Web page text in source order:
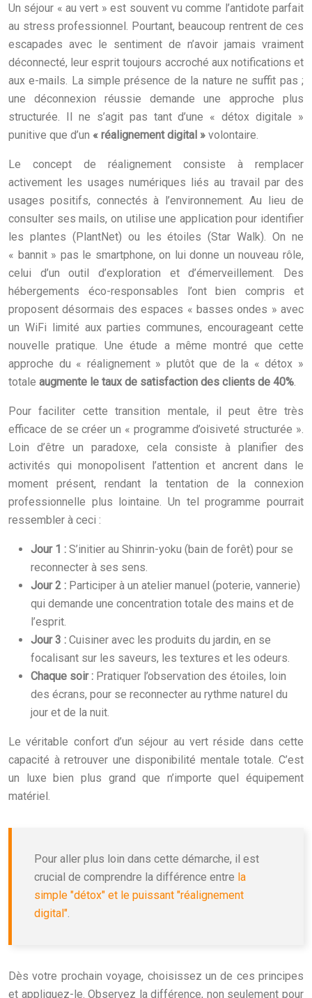
Un séjour « au vert » est souvent vu comme l’antidote parfait
au stress professionnel. Pourtant, beaucoup rentrent de ces
escapades avec le sentiment de n’avoir jamais vraiment
déconnecté, leur esprit toujours accroché aux notifications et
aux e-mails. La simple présence de la nature ne suffit pas ;
une déconnexion réussie demande une approche plus
structurée. Il ne s’agit pas tant d’une « détox digitale »
punitive que d’un « réalignement digital » volontaire.
Le concept de réalignement consiste à remplacer
activement les usages numériques liés au travail par des
usages positifs, connectés à l’environnement. Au lieu de
consulter ses mails, on utilise une application pour identifier
les plantes (PlantNet) ou les étoiles (Star Walk). On ne
« bannit » pas le smartphone, on lui donne un nouveau rôle,
celui d’un outil d’exploration et d’émerveillement. Des
hébergements éco-responsables l’ont bien compris et
proposent désormais des espaces « basses ondes » avec
un WiFi limité aux parties communes, encourageant cette
nouvelle pratique. Une étude a même montré que cette
approche du « réalignement » plutôt que de la « détox »
totale augmente le taux de satisfaction des clients de 40%
Pour faciliter cette transition mentale, il peut être très
efficace de se créer un « programme d’oisiveté structurée ».
Loin d’être un paradoxe, cela consiste à planifier des
activités qui monopolisent l’attention et ancrent dans le
moment présent, rendant la tentation de la connexion
professionnelle plus lointaine. Un tel programme pourrait
ressembler à ceci :
Jour 1 : S’initier au Shinrin-yoku (bain de forêt) pour se
reconnecter à ses sens.
Jour 2 : Participer à un atelier manuel (poterie, vannerie)
qui demande une concentration totale des mains et de
l’esprit.
Jour 3 : Cuisiner avec les produits du jardin, en se
focalisant sur les saveurs, les textures et les odeurs.
Chaque soir : Pratiquer l’observation des étoiles, loin
des écrans, pour se reconnecter au rythme naturel du
jour et de la nuit.
Le véritable confort d’un séjour au vert réside dans cette
capacité à retrouver une disponibilité mentale totale. C’est
un luxe bien plus grand que n’importe quel équipement
matériel.
Pour aller plus loin dans cette démarche, il est
crucial de comprendre la différence entre la
simple "détox" et le puissant "réalignement
digital"
Dès votre prochain voyage, choisissez un de ces principes
et appliquez-le. Observez la différence, non seulement pour